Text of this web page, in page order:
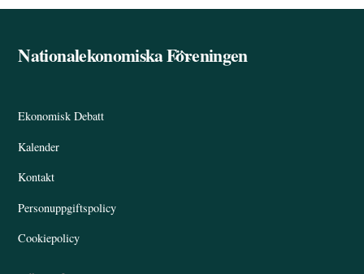
Back
Nationalekonomiska Föreningen
Ekonomisk Debatt
Kalender
Kontakt
Personuppgiftspolicy
Cookiepolicy